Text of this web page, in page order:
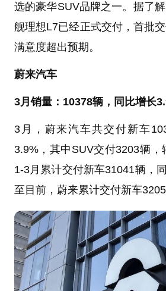
选的豪华SUV品牌之一。据了
舰理想L7已经正式交付，首批
满意度超出预期。
蔚来汽车
3月销量：10378辆，同比增长
3月，蔚来汽车共交付新车
3.9%，其中SUV交付3203辆，
1-3月累计交付新车31041辆，
至目前，蔚来累计交付新车